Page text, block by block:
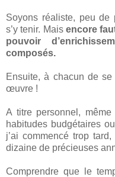
Soyons réaliste, peu de
s’y tenir. Mais encore
pouvoir
composés.
Ensuite, à chacun de
œuvre !
A titre personnel,
habitudes budgétaires
j’ai commencé trop
dizaine de précieuses
Comprendre que le